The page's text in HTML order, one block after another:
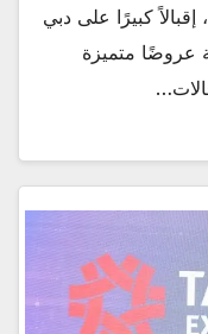
إقبالاً كبيرًا على دبي
عروضًا متميزة